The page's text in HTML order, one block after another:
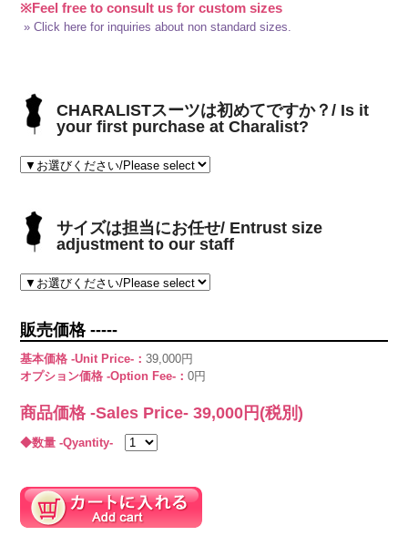
※Feel free to consult us for custom sizes
» Click here for inquiries about non standard sizes.
CHARALISTスーツは初めてですか？/ Is it
your first purchase at Charalist?
サイズは担当にお任せ/ Entrust size
adjustment to our staff
販売価格 -----
基本価格 -Unit Price-：39,000円
オプション価格 -Option Fee-：0円
商品価格 -Sales Price-39,000 円(税別)
◆数量 -Qyantity-